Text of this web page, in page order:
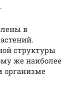
в
структуры
же наиболее
организме